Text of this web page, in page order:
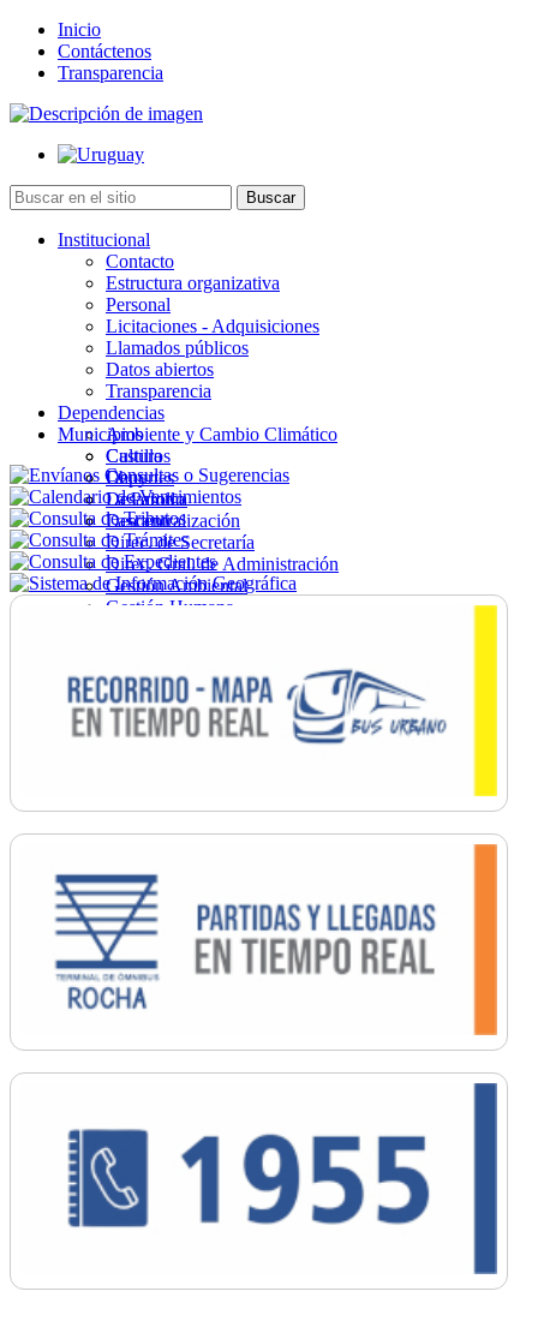
Inicio
Contáctenos
Transparencia
Institucional
Contacto
Estructura organizativa
Personal
Licitaciones - Adquisiciones
Llamados públicos
Datos abiertos
Transparencia
Dependencias
Ambiente y Cambio Climático
Cultura
Deportes
Desarrollo
Descentralización
Direc. de Secretaría
Direc. Gral. de Administración
Gestión Ambiental
Gestión Humana
Ordenamiento
Promoción Social
Salud
Secretaría General
Municipios
Castillos
Chuy
La Paloma
Lascano